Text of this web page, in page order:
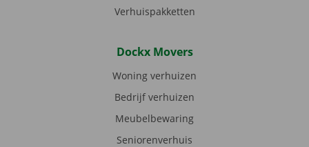
Verhuispakketten
Dockx Movers
Woning verhuizen
Bedrijf verhuizen
Meubelbewaring
Seniorenverhuis